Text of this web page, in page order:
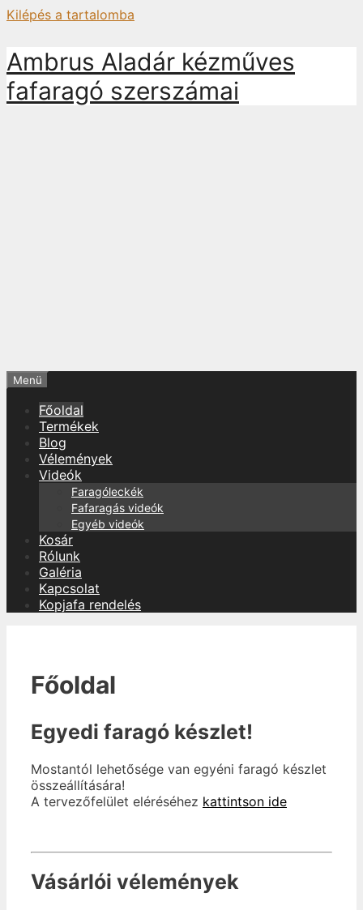
Kilépés a tartalomba
Ambrus Aladár kézműves
fafaragó szerszámai
Menü
Főoldal
Termékek
Blog
Vélemények
Videók
Faragóleckék
Fafaragás videók
Egyéb videók
Kosár
Rólunk
Galéria
Kapcsolat
Kopjafa rendelés
Főoldal
Egyedi faragó készlet!
Mostantól lehetősége van egyéni faragó készlet
összeállítására!
A tervezőfelület eléréséhez kattintson ide
Vásárlói vélemények